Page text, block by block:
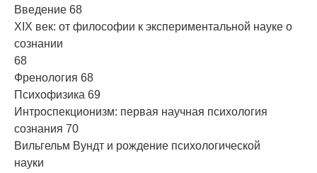
Введение 68
XIX век: от философии к экспериментальной науке о
сознании
68
Френология 68
Психофизика 69
Интроспекционизм: первая научная психология
сознания 70
Вильгельм Вундт и рождение психологической
науки